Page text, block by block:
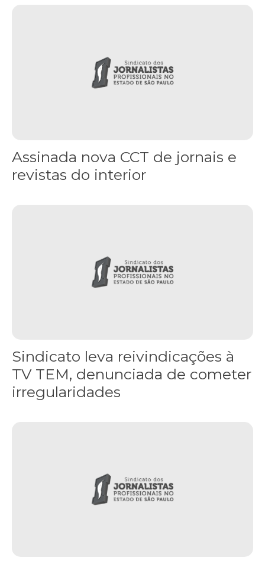
Assinada nova CCT de jornais e
revistas do interior
Sindicato leva reivindicações à
TV TEM, denunciada de cometer
irregularidades